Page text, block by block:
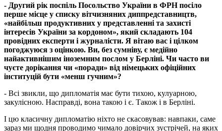
- Другий рік поспіль Посольство України в ФРН посіло
перше місце у списку вітчизняних диппредставництв,
«найбільш продуктивних у представленні та захисті
інтересів України за кордоном», який складають 104
провідних експерти і журналісти. Я вітаю вас і цілком
погоджуюся з оцінкою. Ви, без сумніву, є медійно
найактивнішим іноземним послом у Берліні. Чи часто ви
чуєте дорікання чи «поради» від німецьких офіційних
інституцій бути «менш гучним»?
- Всі звикли, що дипломатія має бути тихою, кулуарною,
закулісною. Насправді, вона такою і є. Також і в Берліні.
І цю класичну дипломатію ніхто не скасовував: навпаки, саме
зараз ми щодня проводимо чимало довірчих зустрічей, на яких